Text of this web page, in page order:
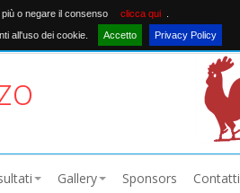
o negare il consenso clicca qui
all'uso dei cookie.
Accetto Privacy Policy
Gallery Sponsors Contatti